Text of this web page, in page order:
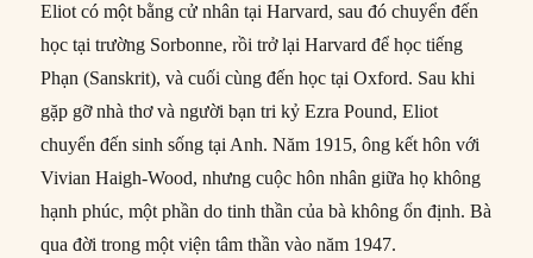
Eliot có một bằng cử nhân tại Harvard, sau đó chuyển đến
học tại trường Sorbonne, rồi trở lại Harvard để học tiếng
Phạn (Sanskrit), và cuối cùng đến học tại Oxford. Sau khi
gặp gỡ nhà thơ và người bạn tri kỷ Ezra Pound, Eliot
chuyển đến sinh sống tại Anh. Năm 1915, ông kết hôn với
Vivian Haigh-Wood, nhưng cuộc hôn nhân giữa họ không
hạnh phúc, một phần do tinh thần của bà không ổn định. Bà
qua đời trong một viện tâm thần vào năm 1947.